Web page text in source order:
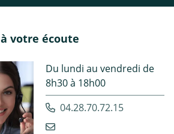
votre écoute
Du lundi au vendredi de
8h30 à 18h00
04.28.70.72.15